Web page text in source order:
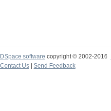
DSpace software copyright © 2002-2016
Contact Us
Send Feedback